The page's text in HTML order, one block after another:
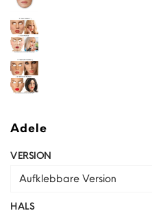
Adele
VERSION
Aufklebbare Version
HALS